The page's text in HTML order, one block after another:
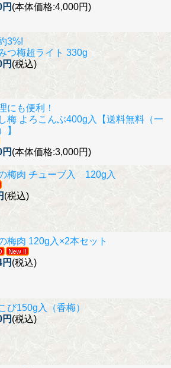
(本体価格:4,000円)
3%!
つ梅超ライト 330g
(税込)
にも便利！
梅 よろこんぶ400g入【送料無料（一
】
(本体価格:3,000円)
梅肉 チューブ入 120g入
(税込)
梅肉 120g入×2本セット
(税込)
び150g入（香梅）
(税込)